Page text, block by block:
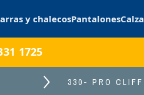
y chalecosPantalones
1725
330- PRO CLIFF